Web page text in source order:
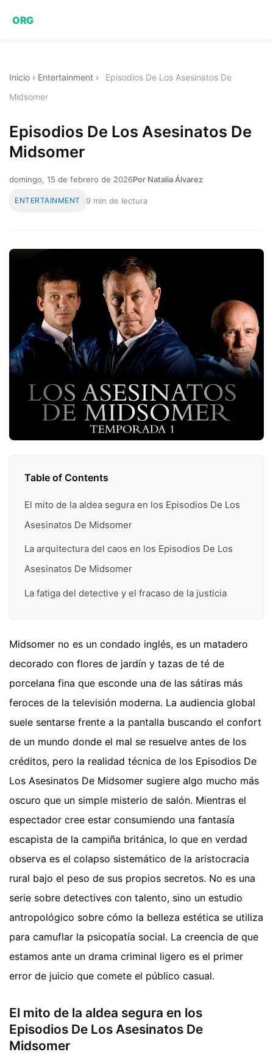
ORG
Inicio › Entertainment ›
Episodios De Los Asesinatos De
Midsomer
Episodios De Los Asesinatos De
Midsomer
domingo, 15 de febrero de 2026Por Natalia Álvarez
ENTERTAINMENT 9 min de lectura
Table of Contents
El mito de la aldea segura en los Episodios De Los
Asesinatos De Midsomer
La arquitectura del caos en los Episodios De Los
Asesinatos De Midsomer
La fatiga del detective y el fracaso de la justicia
Midsomer no es un condado inglés, es un matadero
decorado con flores de jardín y tazas de té de
porcelana fina que esconde una de las sátiras más
feroces de la televisión moderna. La audiencia global
suele sentarse frente a la pantalla buscando el confort
de un mundo donde el mal se resuelve antes de los
créditos, pero la realidad técnica de los Episodios De
Los Asesinatos De Midsomer sugiere algo mucho más
oscuro que un simple misterio de salón. Mientras el
espectador cree estar consumiendo una fantasía
escapista de la campiña británica, lo que en verdad
observa es el colapso sistemático de la aristocracia
rural bajo el peso de sus propios secretos. No es una
serie sobre detectives con talento, sino un estudio
antropológico sobre cómo la belleza estética se utiliza
para camuflar la psicopatía social. La creencia de que
estamos ante un drama criminal ligero es el primer
error de juicio que comete el público casual.
El mito de la aldea segura en los
Episodios De Los Asesinatos De
Midsomer